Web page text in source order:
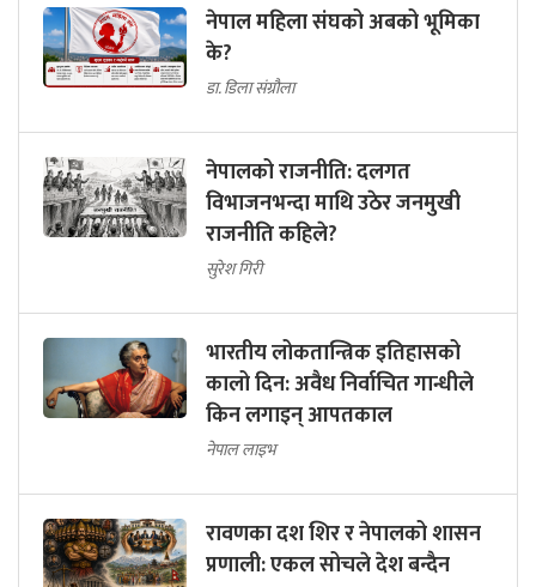
नेपाल महिला संघको अबको भूमिका
के?
डा. डिला संग्रौला
नेपालको राजनीति: दलगत
विभाजनभन्दा माथि उठेर जनमुखी
राजनीति कहिले?
सुरेश गिरी
भारतीय लोकतान्त्रिक इतिहासको
कालो दिन: अवैध निर्वाचित गान्धीले
किन लगाइन् आपतकाल
नेपाल लाइभ
रावणका दश शिर र नेपालको शासन
प्रणाली: एकल सोचले देश बन्दैन